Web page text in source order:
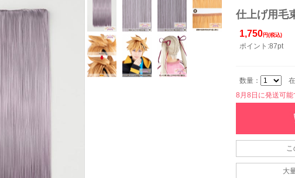
仕上げ用毛
1,750 円(税込)
ポイント:87pt
数量：
在
8月8日に発送可
大